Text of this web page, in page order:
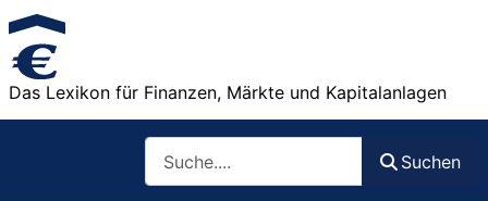
Das Lexikon für Finanzen, Märkte und Kapitalanlagen
Suchen